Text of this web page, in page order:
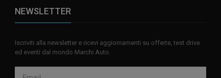
NEWSLETTER
Iscriviti alla newsletter e ricevi aggiornamenti su offerte, test drive
ed eventi dal mondo Marchi Auto.